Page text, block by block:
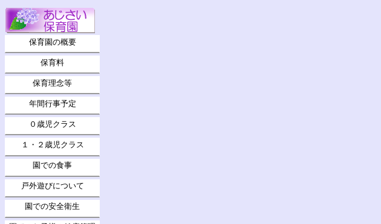
保育園の概要
保育料
保育理念等
年間行事予定
０歳児クラス
１・２歳児クラス
園での食事
戸外遊びについて
園での安全衛生